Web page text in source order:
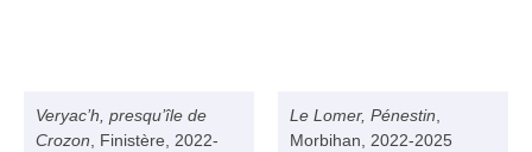
Veryac’h, presqu’île de
Crozon , Finistère, 2022-
Le Lomer, Pénestin
Morbihan, 2022-2025